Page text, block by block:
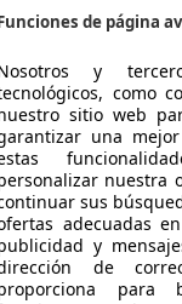
ARGANDA
ARGANDA DEL
Polo
de página
y
como
sitio web
una
nuestra
sus
adecuadas
y
de
para